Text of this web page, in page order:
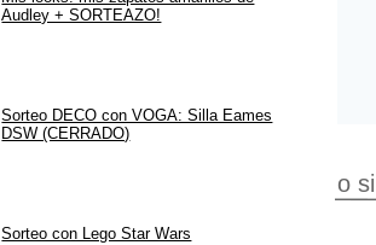
o
Audley + SORTEAZO!
Sorteo DECO con VOGA: Silla Eames
DSW (CERRADO)
Sorteo con Lego Star Wars